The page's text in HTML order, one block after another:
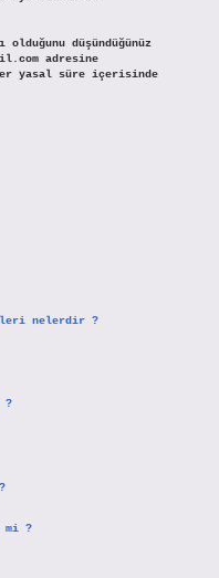
olduğunu düşündüğünüz
adresine
yasal süre içerisinde
nelerdir ?
?
mi ?